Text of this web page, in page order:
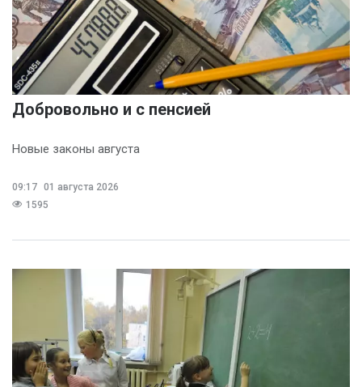
Добровольно и с пенсией
Новые законы августа
09:17 01 августа 2026
1595